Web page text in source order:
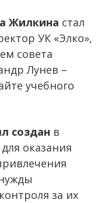
Жилкина стал
УК «Элко»,
совета
Лунев –
учебного
создан в
оказания
за их